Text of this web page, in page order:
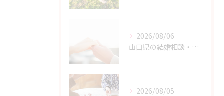
2026/08/06
山口県の結婚相談・婚活の自己肯定感を高める実践アドバイス
2026/08/05